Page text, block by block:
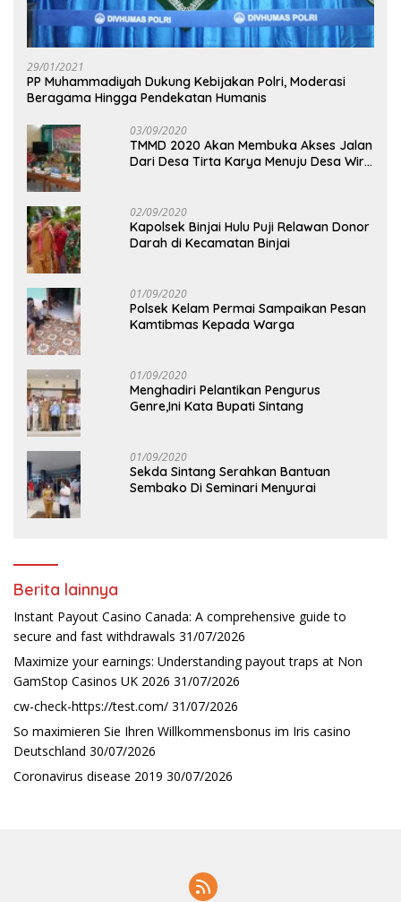
29/01/2021
PP Muhammadiyah Dukung Kebijakan Polri, Moderasi
Beragama Hingga Pendekatan Humanis
03/09/2020
TMMD 2020 Akan Membuka Akses Jalan
Dari Desa Tirta Karya Menuju Desa Wira
02/09/2020
Kapolsek Binjai Hulu Puji Relawan Donor
Darah di Kecamatan Binjai
01/09/2020
Polsek Kelam Permai Sampaikan Pesan
Kamtibmas Kepada Warga
01/09/2020
Menghadiri Pelantikan Pengurus
Genre,Ini Kata Bupati Sintang
01/09/2020
Sekda Sintang Serahkan Bantuan
Sembako Di Seminari Menyurai
Berita lainnya
Instant Payout Casino Canada: A comprehensive guide to
secure and fast withdrawals 31/07/2026
Maximize your earnings: Understanding payout traps at Non
GamStop Casinos UK 2026 31/07/2026
cw-check-https://test.com/ 31/07/2026
So maximieren Sie Ihren Willkommensbonus im Iris casino
Deutschland 30/07/2026
Coronavirus disease 2019 30/07/2026